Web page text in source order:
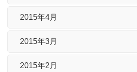
2015年4月
2015年3月
2015年2月